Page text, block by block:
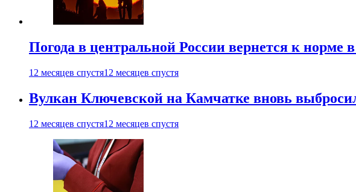
Погода в центральной России вернется к норме
12 месяцев спустя12 месяцев спустя
Вулкан Ключевской на Камчатке вновь
12 месяцев спустя12 месяцев спустя